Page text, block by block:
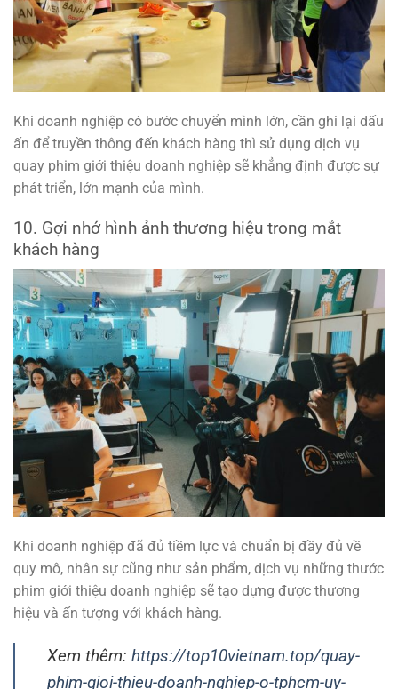
Khi doanh nghiệp có bước chuyển mình lớn, cần ghi lại dấu
ấn để truyền thông đến khách hàng thì sử dụng dịch vụ
quay phim giới thiệu doanh nghiệp sẽ khẳng định được sự
phát triển, lớn mạnh của mình.
10. Gợi nhớ hình ảnh thương hiệu trong mắt
khách hàng
Khi doanh nghiệp đã đủ tiềm lực và chuẩn bị đầy đủ về
quy mô, nhân sự cũng như sản phẩm, dịch vụ những thước
phim giới thiệu doanh nghiệp sẽ tạo dựng được thương
hiệu và ấn tượng với khách hàng.
Xem thêm: https://top10vietnam.top/quay-
phim-gioi-thieu-doanh-nghiep-o-tphcm-uy-